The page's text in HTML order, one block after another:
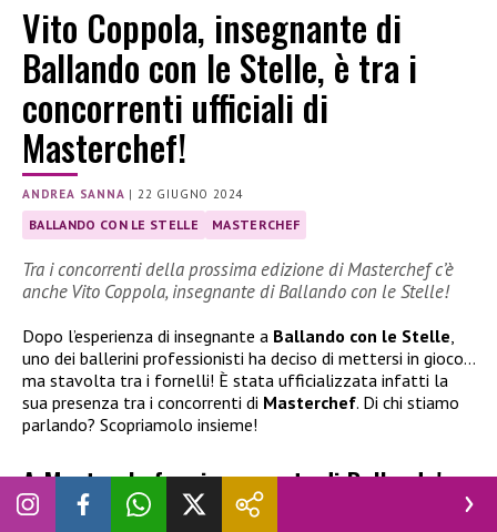
Vito Coppola, insegnante di
Ballando con le Stelle, è tra i
concorrenti ufficiali di
Masterchef!
ANDREA SANNA |22 GIUGNO 2024
BALLANDO CON LE STELLE MASTERCHEF
Tra i concorrenti della prossima edizione di Masterchef c’è
anche Vito Coppola, insegnante di Ballando con le Stelle!
Dopo l’esperienza di insegnante a Ballando con le Stelle,
uno dei ballerini professionisti ha deciso di mettersi in gioco…
ma stavolta tra i fornelli! È stata ufficializzata infatti la
sua presenza tra i concorrenti di Masterchef. Di chi stiamo
parlando? Scopriamolo insieme!
A Masterchef un insegnante di Ballando!